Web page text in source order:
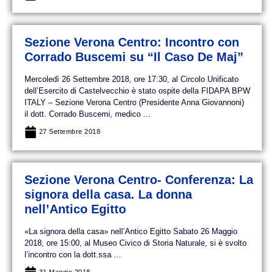
Sezione Verona Centro: Incontro con
Corrado Buscemi su “Il Caso De Maj”
Mercoledì 26 Settembre 2018, ore 17:30, al Circolo Unificato
dell’Esercito di Castelvecchio è stato ospite della FIDAPA BPW
ITALY – Sezione Verona Centro (Presidente Anna Giovannoni)
il dott. Corrado Buscemi, medico ...
27 Settembre 2018
Sezione Verona Centro- Conferenza: La
signora della casa. La donna
nell’Antico Egitto
«La signora della casa» nell’Antico Egitto Sabato 26 Maggio
2018, ore 15:00, al Museo Civico di Storia Naturale, si è svolto
l’incontro con la dott.ssa ...